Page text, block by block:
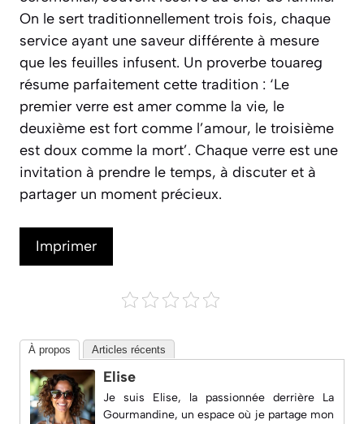
On le sert traditionnellement trois fois, chaque
service ayant une saveur différente à mesure
que les feuilles infusent. Un proverbe touareg
résume parfaitement cette tradition : ‘Le
premier verre est amer comme la vie, le
deuxième est fort comme l’amour, le troisième
est doux comme la mort’. Chaque verre est une
invitation à prendre le temps, à discuter et à
partager un moment précieux.
Imprimer
À propos Articles récents
Elise
Je suis Elise, la passionnée derrière La
Gourmandine, un espace où je partage mon